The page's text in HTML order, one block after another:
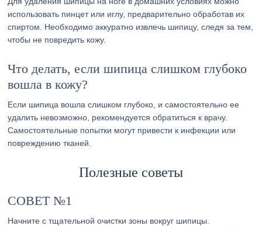
использовать пинцет или иглу, предварительно обработав их
спиртом. Необходимо аккуратно извлечь шипицу, следя за тем,
чтобы не повредить кожу.
Что делать, если шипица слишком глубоко
вошла в кожу?
Если шипица вошла слишком глубоко, и самостоятельно ее
удалить невозможно, рекомендуется обратиться к врачу.
Самостоятельные попытки могут привести к инфекции или
повреждению тканей.
Полезные советы
СОВЕТ №1
Начните с тщательной очистки зоны вокруг шипицы.